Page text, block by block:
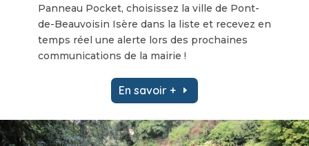
Panneau Pocket, choisissez la ville de Pont-
de-Beauvoisin Isère dans la liste et recevez en
temps réel une alerte lors des prochaines
communications de la mairie !
En savoir +